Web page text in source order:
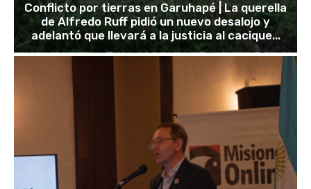
Conflicto por tierras en Garuhapé | La querella
de Alfredo Ruff pidió un nuevo desalojo y
adelantó que llevará a la justicia al cacique...